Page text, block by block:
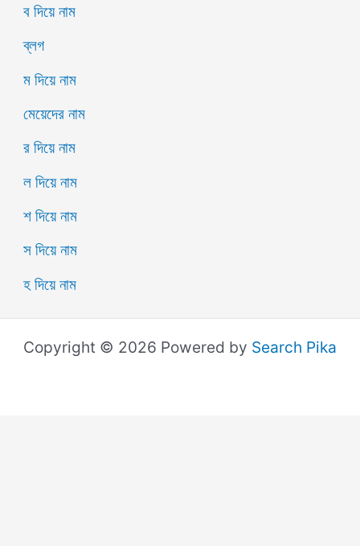
ব দিয়ে নাম
ব্লগ
ম দিয়ে নাম
মেয়েদের নাম
র দিয়ে নাম
ল দিয়ে নাম
শ দিয়ে নাম
স দিয়ে নাম
হ দিয়ে নাম
Copyright © 2026 Powered by Search Pika